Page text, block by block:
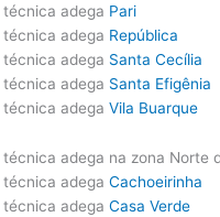
adega Pari
adega República
adega Santa Cecília
adega Santa Efigênia
adega Vila Buarque
adega na zona Norte
adega Cachoeirinha
adega Casa Verde